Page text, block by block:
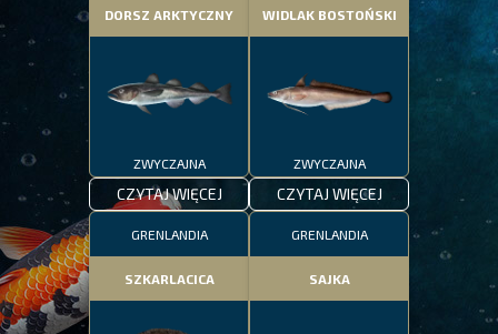
DORSZ ARKTYCZNY
ZWYCZAJNA
CZYTAJ WIĘCEJ
WIDLAK BOSTOŃSKI
ZWYCZAJNA
CZYTAJ WIĘCEJ
GRENLANDIA
SZKARLACICA
GRENLANDIA
SAJKA